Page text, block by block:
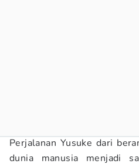
Perjalanan Yusuke dari
dunia manusia menjadi